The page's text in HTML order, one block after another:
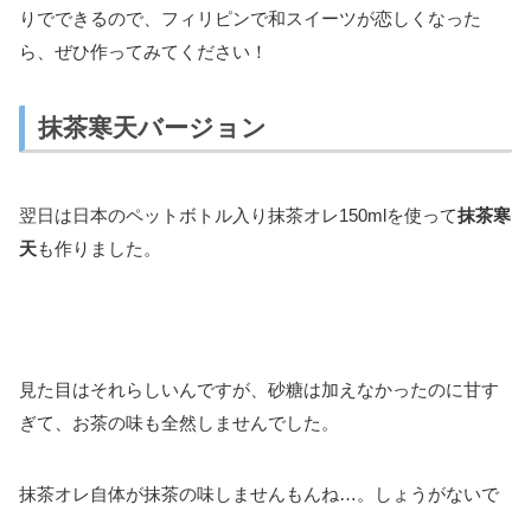
りでできるので、フィリピンで和スイーツが恋しくなった
ら、ぜひ作ってみてください！
抹茶寒天バージョン
翌日は日本のペットボトル入り抹茶オレ150mlを使って抹茶寒
天も作りました。
見た目はそれらしいんですが、砂糖は加えなかったのに甘す
ぎて、お茶の味も全然しませんでした。
抹茶オレ自体が抹茶の味しませんもんね…。しょうがないで